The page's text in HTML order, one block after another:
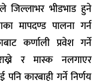
जिल्लाभर भीडभाड हुने
मापदण्ड पालना गर्न
कर्णाली प्रवेश गर्ने
र मास्क नलगाएर
कारबाही गर्ने निर्णय